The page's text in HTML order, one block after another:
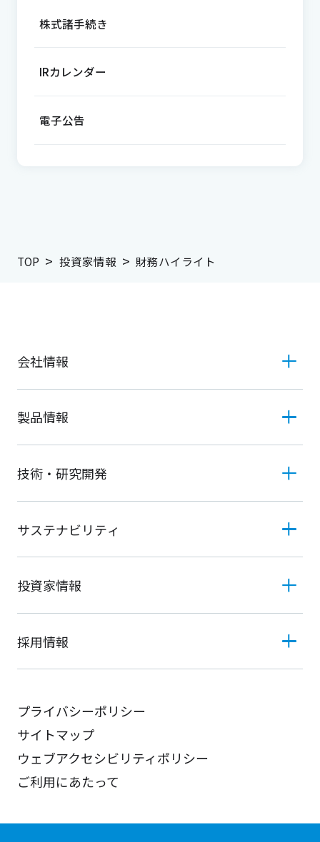
株式諸手続き
IRカレンダー
電子公告
TOP 投資家情報 財務ハイライト
会社情報
製品情報
技術・研究開発
サステナビリティ
投資家情報
採用情報
プライバシーポリシー
サイトマップ
ウェブアクセシビリティポリシー
ご利用にあたって